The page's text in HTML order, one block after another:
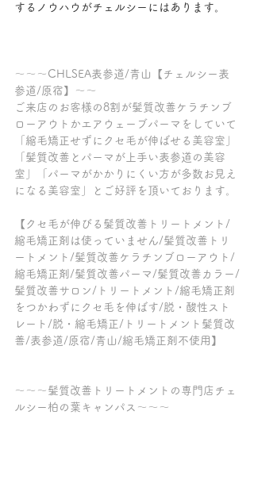
するノウハウがチェルシーにはあります。
～～～CHLSEA表参道/青山【チェルシー表
参道/原宿】～～
ご来店のお客様の8割が髪質改善ケラチンブ
ローアウトかエアウェーブパーマをしていて
「縮毛矯正せずにクセ毛が伸ばせる美容室」
「髪質改善とパーマが上手い表参道の美容
室」「パーマがかかりにくい方が多数お見え
になる美容室」とご好評を頂いております。
【クセ毛が伸びる髪質改善トリートメント/
縮毛矯正剤は使っていません/髪質改善トリ
ートメント/髪質改善ケラチンブローアウト/
縮毛矯正剤/髪質改善パーマ/髪質改善カラー/
髪質改善サロン/トリートメント/縮毛矯正剤
をつかわずにクセ毛を伸ばす/脱・酸性スト
レート/脱・縮毛矯正/トリートメント髪質改
善/表参道/原宿/青山/縮毛矯正剤不使用】
～～～髪質改善トリートメントの専門店チェ
ルシー柏の葉キャンパス～～～